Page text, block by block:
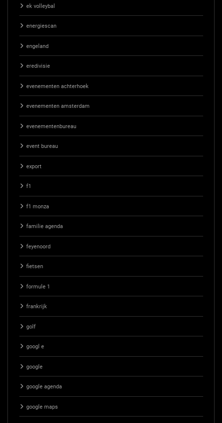
ek volleybal
energiescan
engeland
eredivisie
evenementen achterhoek
evenementen amsterdam
evenementenbureau
event bureau
export
f1
f1 monza
familie agenda
feyenoord
fietsen
formule 1
frankrijk
golf
googl e
google
google agenda
google maps